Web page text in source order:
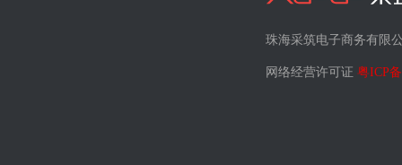
珠海采筑电子商务有限
网络经营许可证 粤ICP